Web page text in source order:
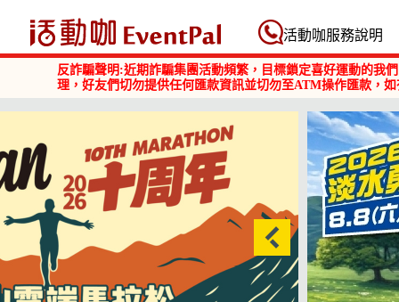
活動咖 Eventpal
活動咖服務說明
反詐騙聲明:近期詐騙集團活動頻繁，目標鎖定喜好運動的我
理，好友們切勿提供任何匯款資訊並切勿至ATM操作匯款，